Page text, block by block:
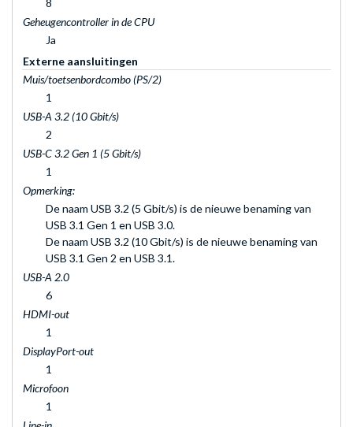
8
Geheugencontroller in de CPU
Ja
Externe aansluitingen
Muis/toetsenbordcombo (PS/2)
1
USB-A 3.2 (10 Gbit/s)
2
USB-C 3.2 Gen 1 (5 Gbit/s)
1
Opmerking:
De naam USB 3.2 (5 Gbit/s) is de nieuwe benaming van
USB 3.1 Gen 1 en USB 3.0.
De naam USB 3.2 (10 Gbit/s) is de nieuwe benaming van
USB 3.1 Gen 2 en USB 3.1.
USB-A 2.0
6
HDMI-out
1
DisplayPort-out
1
Microfoon
1